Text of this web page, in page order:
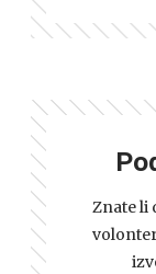
Znate li